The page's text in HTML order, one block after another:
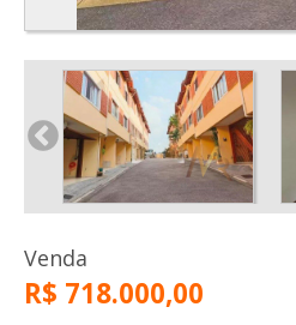
Venda
R$ 718.000,00